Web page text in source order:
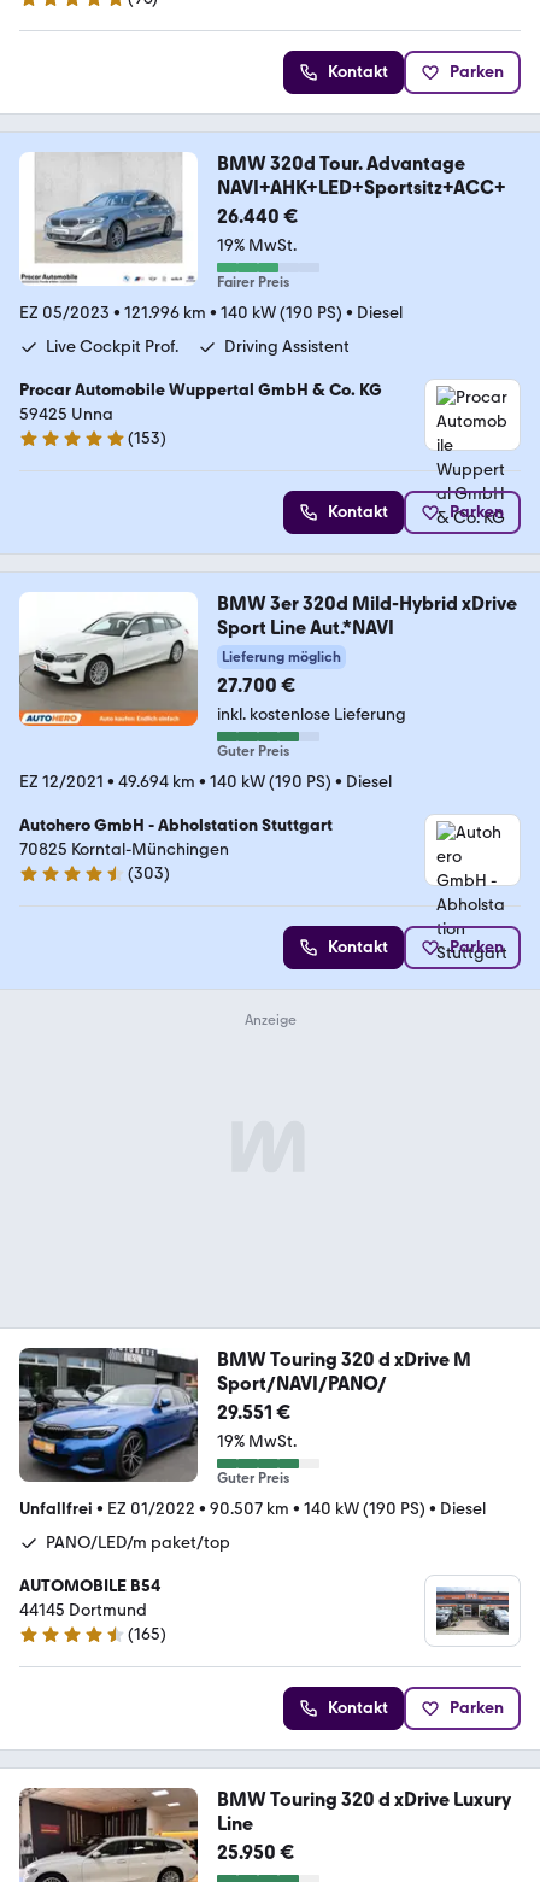
4.8 Sterne
Kontakt Parken
BMW 320d Tour. Advantage
NAVI+AHK+LED+Sportsitz+ACC+
26.440 €
19% MwSt.
Fairer Preis
EZ 05/2023 • 121.996 km • 140 kW (190 PS) • Diesel
Live Cockpit Prof.
Driving Assistent
Procar Automobile Wuppertal GmbH & Co. KG
59425 Unna
4.8 Sterne
(153)
Kontakt Parken
BMW 3er 320d Mild-Hybrid xDrive
Sport Line Aut.*NAVI
Lieferung möglich
27.700 €
inkl. kostenlose Lieferung
Guter Preis
EZ 12/2021 • 49.694 km • 140 kW (190 PS) • Diesel
Autohero GmbH - Abholstation Stuttgart
70825 Korntal-Münchingen
4.4 Sterne
(303)
Kontakt Parken
BMW Touring 320 d xDrive M
Sport/NAVI/PANO/
29.551 €
19% MwSt.
Guter Preis
Unfallfrei • EZ 01/2022 • 90.507 km • 140 kW (190 PS) • Diesel
PANO/LED/m paket/top
AUTOMOBILE B54
44145 Dortmund
4.5 Sterne
(165)
Kontakt Parken
BMW Touring 320 d xDrive Luxury
Line
25.950 €